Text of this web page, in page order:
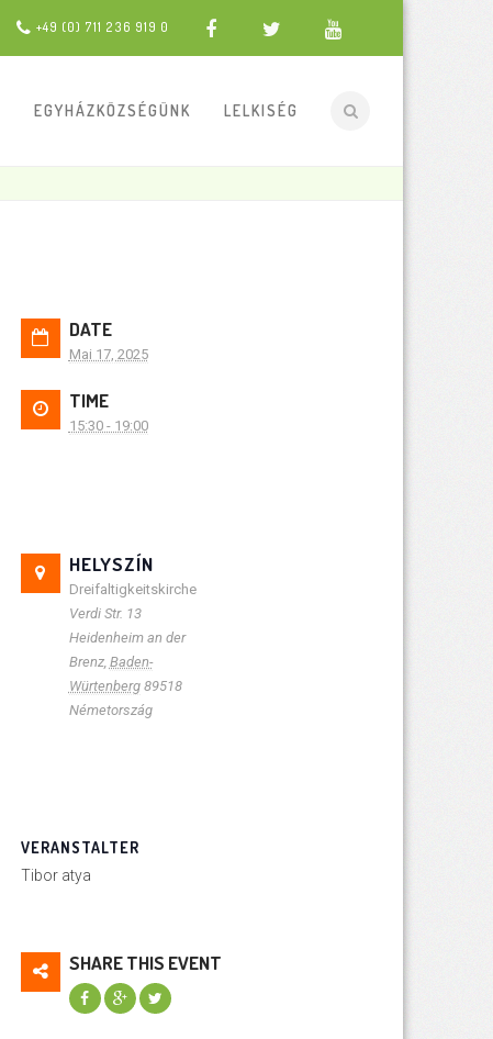
+49 (0) 711 236 919 0
EGYHÁZKÖZSÉGÜNK LELKISÉG
DATE
Mai 17, 2025
TIME
15:30 - 19:00
HELYSZÍN
Dreifaltigkeitskirche
Verdi Str. 13
Heidenheim an der
Brenz, Baden-
Würtenberg 89518
Németország
VERANSTALTER
Tibor atya
SHARE THIS EVENT